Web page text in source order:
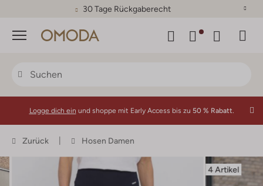
30 Tage Rückgaberecht
Menü
Logge dich ein und shoppe mit Early Access bis zu 50 % Rabatt.
Zurück Hosen Damen
4 Artikel